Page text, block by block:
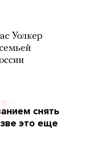
Уолкер
снять
это еще